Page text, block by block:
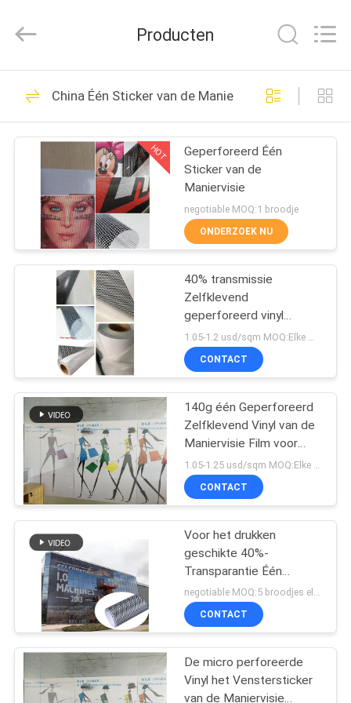
THUIS
PRODUCTEN
ONS
FABRIEKSTOCHT
KWALITEITSCONTROLE
NEEM
CONTACT
MET
ONS
OP
VRAAG
EEN
OFFERTE
SITEMAP
PRIVACY
Co.,Ltd.
Vinylstickerbroodje
75
Het vinylbroodje van
de Vloersticker
15
Magnetische
Bladbroodjes
14
Zelfklevende
Vinylsticker
30
Producten
China Één Sticker van de Maniervisie
HOT
Geperforeerd Één
Sticker van de
Maniervisie
negotiable MOQ:1 broodje
ONDERZOEK NU
40% transmissie
Zelfklevend
geperforeerd vinyl
(unidirectioneel zicht)
140mic/140gsm voor
raamtoepassing
CONTACT
140g één Geperforeerd
Zelfklevend Vinyl van de
Maniervisie Film voor
Digitale Druk
CONTACT
Voor het drukken
geschikte 40%-
Transparantie Één
Maniervisie
Geperforeerde
Vinylsticker voor Venster
negotiable MOQ:5 broodjes elke grootte
CONTACT
De micro perforeerde
Vinyl het Venstersticker
van de Maniervisie